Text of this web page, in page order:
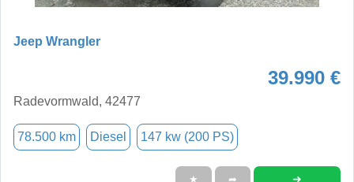
Jeep Wrangler
39.990 €
Radevormwald, 42477
78.500 km Diesel 147 kw (200 PS)
★ ➦ ➜